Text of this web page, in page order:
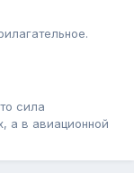
сила
а в авиационной